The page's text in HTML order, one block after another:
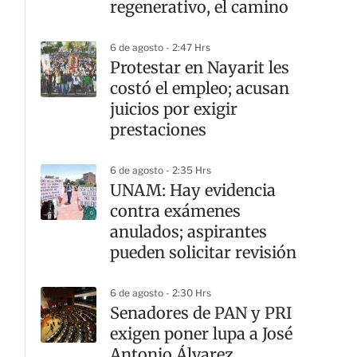
regenerativo, el camino
6 de agosto - 2:47 Hrs
Protestar en Nayarit les
costó el empleo; acusan
juicios por exigir
prestaciones
6 de agosto - 2:35 Hrs
UNAM: Hay evidencia
contra exámenes
anulados; aspirantes
pueden solicitar revisión
6 de agosto - 2:30 Hrs
Senadores de PAN y PRI
exigen poner lupa a José